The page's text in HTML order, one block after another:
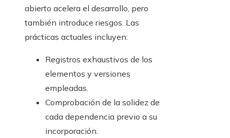
abierto acelera el desarrollo, pero
también introduce riesgos. Las
prácticas actuales incluyen:
Registros exhaustivos de los
elementos y versiones
empleadas.
Comprobación de la solidez de
cada dependencia previo a su
incorporación.